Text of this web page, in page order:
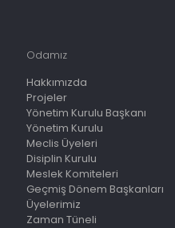
Odamız
Hakkımızda
Projeler
Yönetim Kurulu Başkanı
Yönetim Kurulu
Meclis Üyeleri
Disiplin Kurulu
Meslek Komiteleri
Geçmiş Dönem Başkanları
Üyelerimiz
Zaman Tüneli